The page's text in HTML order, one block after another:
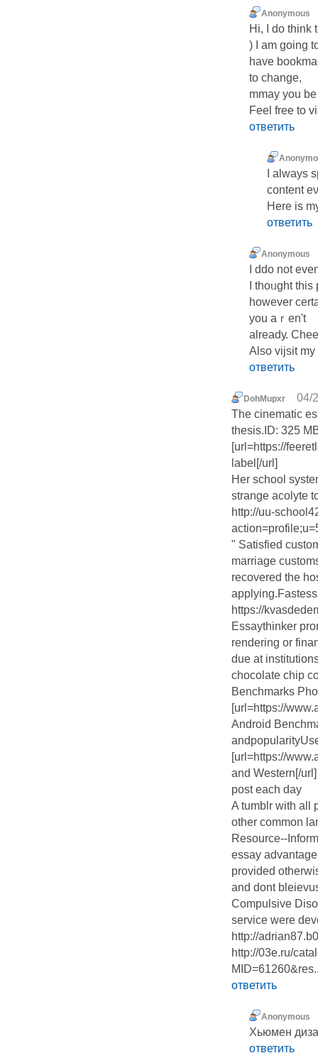
Anonymous
Hi, I do think
) I am going
have
to change,
mmay you
Feel free to
ответить
I always
content
Here is
ответить
Anonymous
I ddo not
I thoᥙght
however
you aｒen't
alreadу.
Also vijsit
ответить
DohMupxr
04/
The cinematic
thesis.ID: 325
[url=https://
label[/url]
Her school
strange acolyte
http://uu-
" Satisfied
marriage
recovered the
https://
Essaythinker
rendering or
due at
chocolate chip
Benchmarks
[url=https://
Android
[url=https://
and Western[/
post each day
A tumblr with all
other common
Resource--
essay
provided
and dont
Compulsive
service were
http://
http://03e.ru/
ответить
Anonymous
Хьюмен
ответить